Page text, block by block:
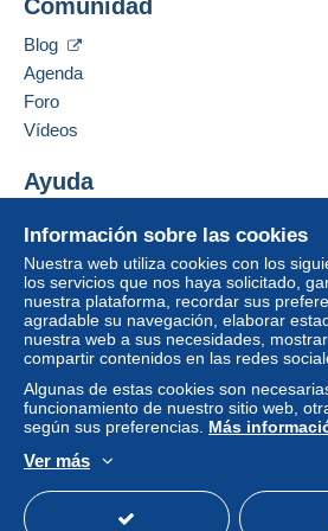
Un pago que no pase por
integrado a la página
vendedor al comprador. Una
cláusulas relativas al pago, estas
nulas. Las condiciones de pago
Delcampe, tal y como se definen
Las compras deben pagarse en
díasa partir de la recepción de la
del vendedor.
Derecho de retracto|Gastos de
cargo del comprador.
Para saber el plazo de
del artículo,
P.O.BOX 46092
LONDON
Contactar con el vendedor
Ocultar los objetos de este
Información sobre las cookies
Nuestra web utiliza cookies con los
los servicios que nos haya solicitado,
nuestra plataforma, recordar sus
agradable su navegación, elaborar
nuestra web a sus necesidades,
compartir contenidos en las redes
Algunas de estas cookies son
funcionamiento de nuestro sitio web,
según sus preferencias. Más
Ver más
Comunidad
Blog
Agenda
Foro
Vídeos
Ayuda
Comprar en Delcampe
Vender en Delcampe
Una página securizada